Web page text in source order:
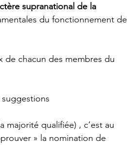
supranational de la
du fonctionnement de
de chacun des membres du
suggestions
majorité qualifiée) , c’est au
» la nomination de